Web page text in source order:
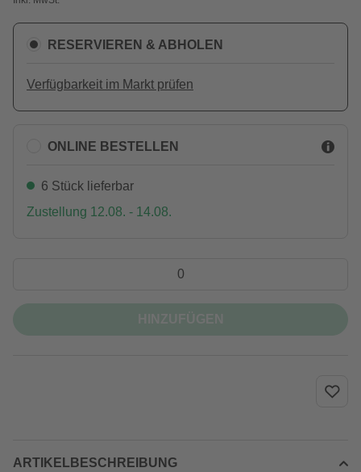
RESERVIEREN & ABHOLEN
Verfügbarkeit im Markt prüfen
ONLINE BESTELLEN
6 Stück lieferbar
Zustellung 12.08. - 14.08.
ARTIKELBESCHREIBUNG